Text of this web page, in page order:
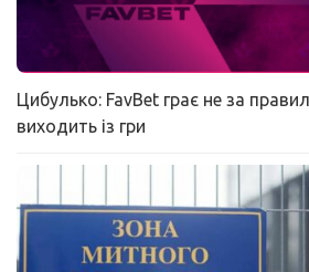
Цибулько: FavBet грає не за
виходить із гри